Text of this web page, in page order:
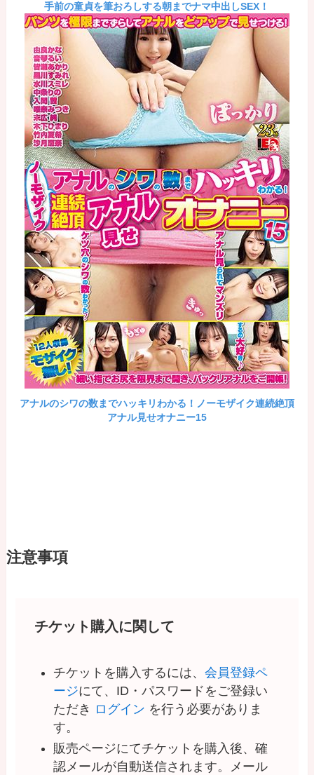
手前の童貞を筆おろしする朝までナマ中出しSEX！
アナルのシワの数までハッキリわかる！ノーモザイク連続絶頂
アナル見せオナニー15
注意事項
チケット購入に関して
チケットを購入するには、会員登録ペ
ージにて、ID・パスワードをご登録い
ただき ログイン を行う必要がありま
す。
販売ページにてチケットを購入後、確
認メールが自動送信されます。メール